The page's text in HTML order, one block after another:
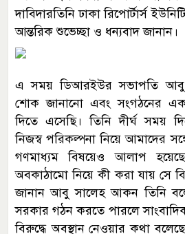
দাবিদারতিনি ঢাকা রিপোর্টার্স
আন্তরিক শুভেচ্ছা ও ধন্যবাদ জানান।
এ সময় ডিআরইউর সভাপতি
শোক জানানো এবং সংগঠনের
দিতে এসেছি। তিনি দীর্ঘ সময়
নিজস্ব পরিকল্পনা নিয়ে আমাদের
গণমাধ্যম বিষয়েও আলাপ
অবকাঠামো নিয়ে কী করা যায় সে
জানান আবু সালেহ আকন তিনি
সরকার গঠন করতে পারলে
বিরুদ্ধে অবস্থান নেওয়ার কথা